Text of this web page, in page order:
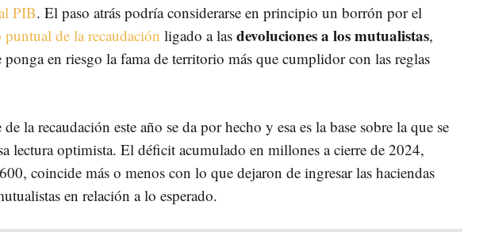
PIB. El paso atrás podría considerarse en principio un borrón por el
de la recaudación ligado a las devoluciones a los mutualistas,
ponga en riesgo la fama de territorio más que cumplidor con las reglas
la recaudación este año se da por hecho y esa es la base sobre la que se
lectura optimista. El déficit acumulado en millones a cierre de 2024,
coincide más o menos con lo que dejaron de ingresar las haciendas
en relación a lo esperado.